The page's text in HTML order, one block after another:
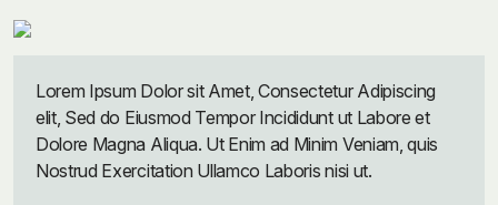
Lorem Ipsum Dolor sit Amet, Consectetur Adipiscing
elit, Sed do Eiusmod Tempor Incididunt ut Labore et
Dolore Magna Aliqua. Ut Enim ad Minim Veniam, quis
Nostrud Exercitation Ullamco Laboris nisi ut.